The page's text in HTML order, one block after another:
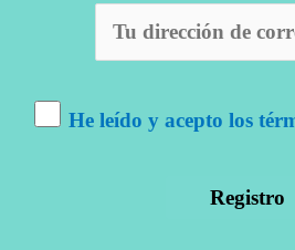
He leído y acepto los